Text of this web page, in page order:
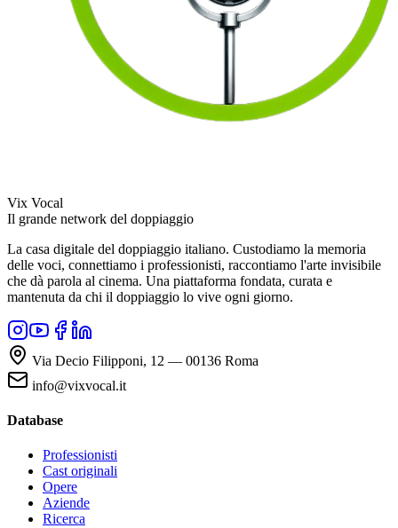
Vix Vocal
Il grande network del doppiaggio
La casa digitale del doppiaggio italiano. Custodiamo la memoria
delle voci, connettiamo i professionisti, raccontiamo l'arte invisibile
che dà parola al cinema. Una piattaforma fondata, curata e
mantenuta da chi il doppiaggio lo vive ogni giorno.
Via Decio Filipponi, 12 — 00136 Roma
info@vixvocal.it
Database
Professionisti
Cast originali
Opere
Aziende
Ricerca